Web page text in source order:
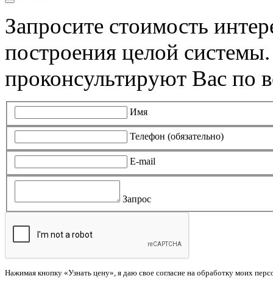
Запросите стоимость
построения целой
проконсультируют Вас по
Имя
Телефон (обязательно)
E-mail
Запрос
Нажимая кнопку «Узнать цену», я даю свое согласие на обработку моих